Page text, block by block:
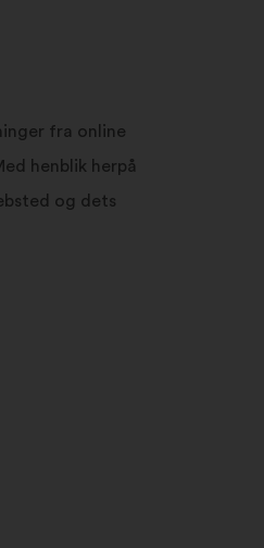
fra online
henblik herpå
og dets